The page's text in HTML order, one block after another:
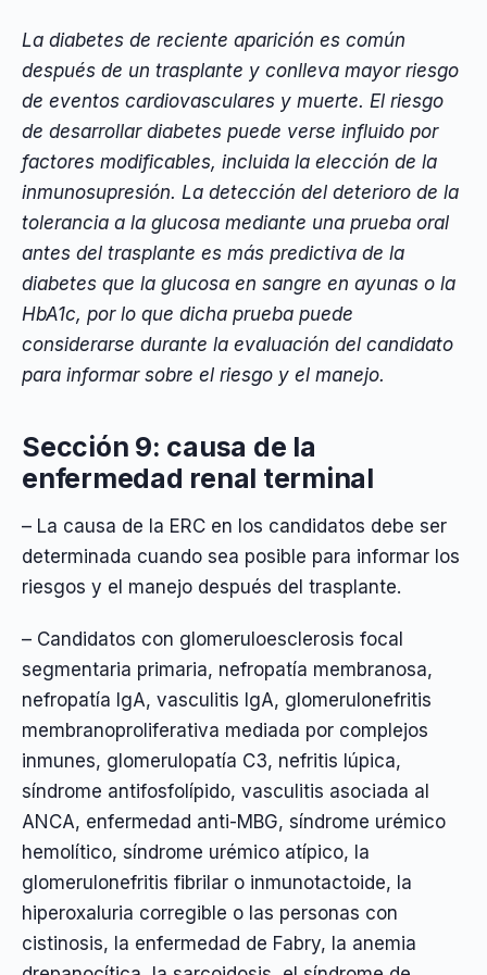
La diabetes de reciente aparición es común
después de un trasplante y conlleva mayor riesgo
de eventos cardiovasculares y muerte. El riesgo
de desarrollar diabetes puede verse influido por
factores modificables, incluida la elección de la
inmunosupresión. La detección del deterioro de la
tolerancia a la glucosa mediante una prueba oral
antes del trasplante es más predictiva de la
diabetes que la glucosa en sangre en ayunas o la
HbA1c, por lo que dicha prueba puede
considerarse durante la evaluación del candidato
para informar sobre el riesgo y el manejo.
Sección 9: causa de la
enfermedad renal terminal
– La causa de la ERC en los candidatos debe ser
determinada cuando sea posible para informar los
riesgos y el manejo después del trasplante.
– Candidatos con glomeruloesclerosis focal
segmentaria primaria, nefropatía membranosa,
nefropatía IgA, vasculitis IgA, glomerulonefritis
membranoproliferativa mediada por complejos
inmunes, glomerulopatía C3, nefritis lúpica,
síndrome antifosfolípido, vasculitis asociada al
ANCA, enfermedad anti-MBG, síndrome urémico
hemolítico, síndrome urémico atípico, la
glomerulonefritis fibrilar o inmunotactoide, la
hiperoxaluria corregible o las personas con
cistinosis, la enfermedad de Fabry, la anemia